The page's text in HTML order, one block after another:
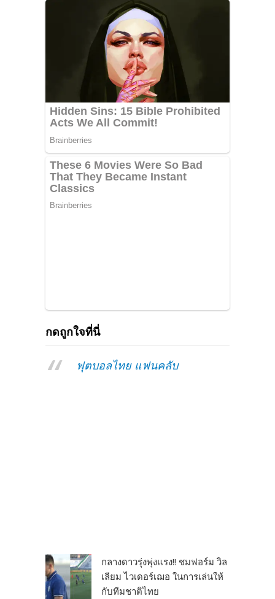
กดถูกใจที่นี่
ฟุตบอลไทย แฟนคลับ
กลางดาวรุ่งพุ่งแรง!! ชมฟอร์ม วิล
เลียม ไวเดอร์เฌอ ในการเล่นให้
กับทีมชาติไทย